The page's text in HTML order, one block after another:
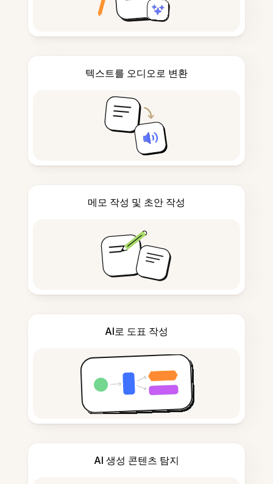
텍스트를 오디오로 변환
메모 작성 및 초안 작성
AI로 도표 작성
AI 생성 콘텐츠 탐지